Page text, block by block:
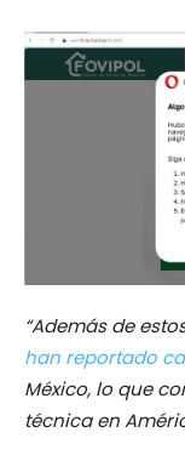
“Además de
han reportado
México, lo que
técnica en